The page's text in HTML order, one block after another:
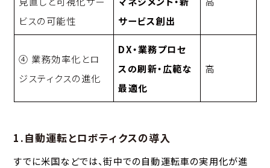
ビスの可能性
サービス創出
④ 業務効率化とロ
ジスティクスの進化
DX・業務プロセ
スの刷新・広範な
最適化
高
1.自動運転とロボティクスの導入
すでに米国などでは、街中での自動運転車の実用化が進